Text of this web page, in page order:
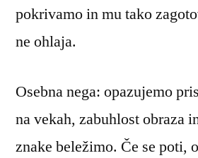
pokrivamo in mu tako
ne ohlaja.
Osebna nega: opazujemo
na vekah, zabuhlost obraza
znake beležimo. Če se poti,